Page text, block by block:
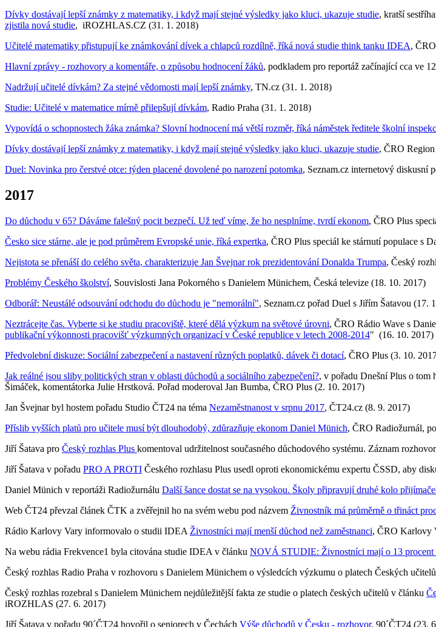
Dívky dostávají lepší známky z matematiky, i když mají stejné výsledky jako kluci, ukazuje studie, kratší
zjistila nová studie, iROZHLAS.CZ (31. 1. 2018)
Učitelé matematiky přistupují ke známkování dívek a chlapců rozdílně, říká nová studie think tanku IDEA,
Hlavní zprávy - rozhovory a komentáře, o způsobu hodnocení žáků, podkladem pro reportáž začínající cca ve
Nadržují učitelé dívkám? Za stejné vědomosti mají lepší známky, TN.cz (31. 1. 2018)
Studie: Učitelé v matematice mírně přilepšují dívkám, Radio Praha (31. 1. 2018)
Vypovídá o schopnostech žáka známka? Slovní hodnocení má větší rozměr, říká náměstek ředitele školní
Dívky dostávají lepší známky z matematiky, i když mají stejné výsledky jako kluci, ukazuje studie, ČRO
Duel: Novinka pro čerstvé otce: týden placené dovolené po narození potomka, Seznam.cz internetový diskusní
2017
Do důchodu v 65? Dáváme falešný pocit bezpečí. Už teď víme, že ho nesplníme, tvrdí ekonom, ČRO Plus
Česko sice stárne, ale je pod průměrem Evropské unie, říká expertka, ČRO Plus speciál ke stárnutí populace s
Nejistota se přenáší do celého světa, charakterizuje Jan Švejnar rok prezidentování Donalda Trumpa, Český
Problémy Českého školství, Souvislosti Jana Pokorného s Danielem Münichem, Česká televize (18. 10. 2017)
Odborář: Neustálé odsouvání odchodu do důchodu je "nemorální", Seznam.cz pořad Duel s Jiřím Šatavou (17.
Neztrácejte čas. Vyberte si ke studiu pracoviště, které dělá výzkum na světové úrovni, ČRO Rádio Wave s
publikační výkonnosti pracovišť výzkumných organizací v České republice v letech 2008-2014" (16. 10. 2017)
Předvolební diskuze: Sociální zabezpečení a nastavení různých poplatků, dávek či dotací, ČRO Plus (3. 10.
Jak reálné jsou sliby politických stran v oblasti důchodů a sociálního zabezpečení?, v pořadu Dnešní Plus o
Šimáček, komentátorka Julie Hrstková. Pořad moderoval Jan Bumba, ČRO Plus (2. 10. 2017)
Jan Švejnar byl hostem pořadu Studio ČT24 na téma Nezaměstnanost v srpnu 2017, ČT24.cz (8. 9. 2017)
Příslib vyšších platů pro učitele musí být dlouhodobý, zdůrazňuje ekonom Daniel Münich, ČRO Radiožurnál,
Jiří Šatava pro Český rozhlas Plus komentoval udržitelnost současného důchodového systému. Záznam
Jiří Šatava v pořadu PRO A PROTI Českého rozhlasu Plus usedl oproti ekonomickému expertu ČSSD, aby
Daniel Münich v reportáži Radiožurnálu Další šance dostat se na vysokou. Školy připravují druhé kolo
Web ČT24 převzal článek ČTK a zvěřejnil ho na svém webu pod názvem Živnostník má průměrně o třináct
Rádio Karlovy Vary informovalo o studii IDEA Živnostníci mají menší důchod než zaměstnanci, ČRO Karlovy
Na webu rádia Frekvence1 byla citována studie IDEA v článku NOVÁ STUDIE: Živnostníci mají o 13 procent
Český rozhlas Radio Praha v rozhovoru s Danielem Münichem o výsledcích výzkumu o platech Českých
Český rozhlas rozebral s Danielem Münichem nejdůležitější fakta ze studie o platech českých učitelů v článku
iROZHLAS (27. 6. 2017)
Jiří Šatava v pořadu 90´ČT24 hovořil o seniorech v Čechách Výše důchodů v Česku - rozhovor, 90´ČT24 (23.